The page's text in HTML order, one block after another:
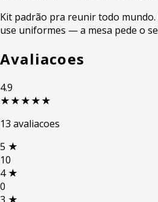
Kit padrão pra reunir todo
use uniformes — a mesa pede o
Avaliacoes
4.9
★★★★★
13 avaliacoes
5 ★
10
4 ★
0